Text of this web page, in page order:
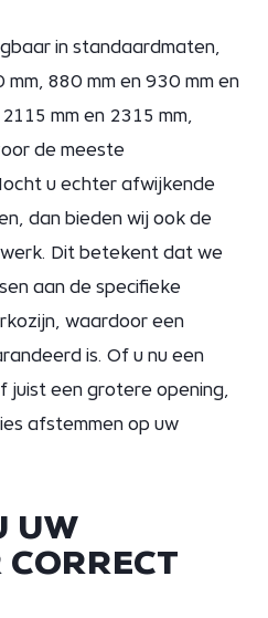
in standaardmaten,
880 mm en 930 mm en
mm en 2315 mm,
de meeste
u echter afwijkende
dan bieden wij ook de
Dit betekent dat we
aan de specifieke
waardoor een
is. Of u nu een
een grotere opening,
afstemmen op uw
UW